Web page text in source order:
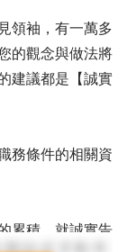
領袖，有一萬多
的觀念與做法將
建議都是【誠實
務條件的相關資
累積，就誠實告